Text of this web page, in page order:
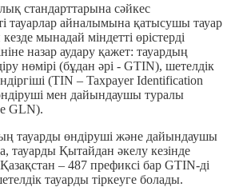
стандарттарына сәйкес
тауарлар айналымына қатысушы тауар
мынадай міндетті өрістерді
назар аудару қажет: тауардың
нөмірі (бұдан әрі - GTIN), шетелдік
(TIN – Taxpayer Identification
мен дайындаушы туралы
GLN).
тауарды өндіруші және дайындаушы
тауарды Қытайдан әкелу кезінде
– 487 префиксі бар GTIN-ді
тауарды тіркеуге болады.